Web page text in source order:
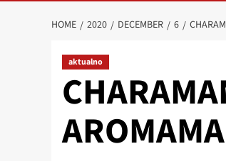
HOME 2020 DECEMBER 6
aktualno